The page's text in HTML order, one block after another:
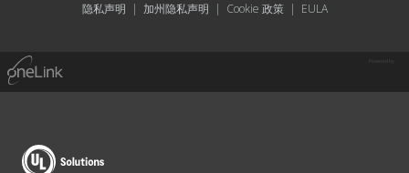
隐私声明 | 加州隐私声明 | Cookie 政策| EULA